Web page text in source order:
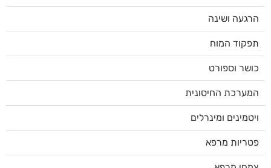
הרגעה ושינה
תפקוד המוח
כושר וספורט
המערכת החיסונית
ויטמינים ומינרלים
פטריות מרפא